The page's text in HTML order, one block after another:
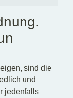
sind die
und
jedenfalls